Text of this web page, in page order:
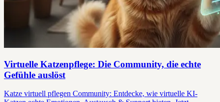
Virtuelle Katzenpflege: Die Community, die echte
Gefühle auslöst
Katze virtuell pflegen Community: Entdecke, wie virtuelle KI-